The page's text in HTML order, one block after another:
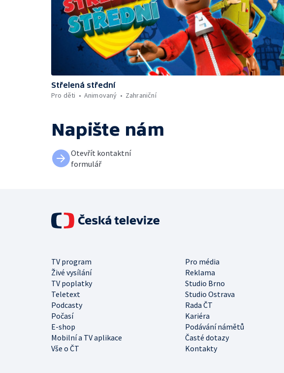
Střelená střední
Pro děti
Animovaný Zahraniční
Napište nám
Otevřít kontaktní
formulář
TV program
Pro média
Živé vysílání
Reklama
TV poplatky
Studio Brno
Teletext
Studio Ostrava
Podcasty
Rada ČT
Počasí
Kariéra
E-shop
Podávání námětů
Mobilní a TV aplikace
Časté dotazy
Vše o ČT
Kontakty